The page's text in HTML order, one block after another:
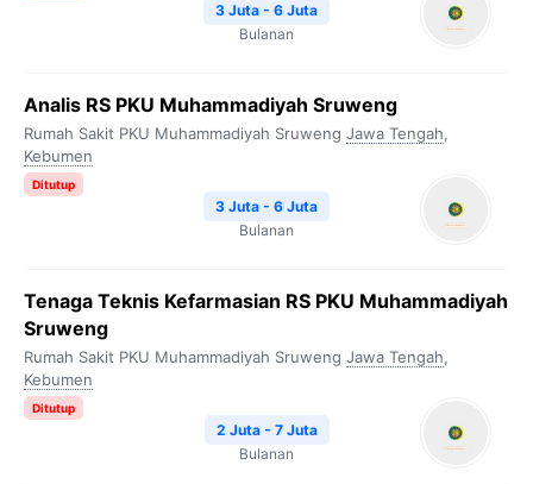
3 Juta - 6 Juta
Bulanan
Analis RS PKU Muhammadiyah Sruweng
Rumah Sakit PKU Muhammadiyah Sruweng Jawa Tengah,
Kebumen
Ditutup
3 Juta - 6 Juta
Bulanan
Tenaga Teknis Kefarmasian RS PKU Muhammadiyah
Sruweng
Rumah Sakit PKU Muhammadiyah Sruweng Jawa Tengah,
Kebumen
Ditutup
2 Juta - 7 Juta
Bulanan